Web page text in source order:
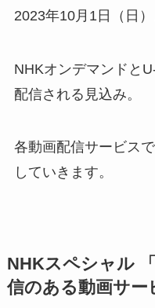
2023年10月1日（日
NHKオンデマンドと
配信される見込み。
各動画配信サービス
していきます。
NHKスペシャル
信のある動画サー